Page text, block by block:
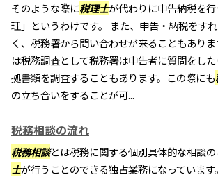
そのような際に税理士が代わりに申告納税を
理」というわけです。 また、申告・納税をす
く、税務署から問い合わせが来ることもあり
は税務調査として税務署は申告者に質問をし
拠書類を調査することもあります。この際にも
の立ち合いをすることが可...
税務相談の流れ
税務相談とは税務に関する個別具体的な相談の
士が行うことのできる独占業務になっています